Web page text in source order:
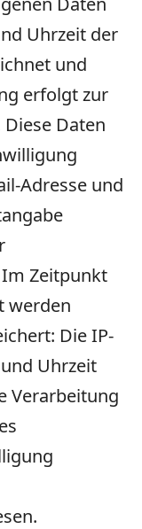
Uhrzeit der
und
erfolgt zur
Daten
Adresse und
Zeitpunkt
werden
Die IP-
Uhrzeit
Verarbeitung